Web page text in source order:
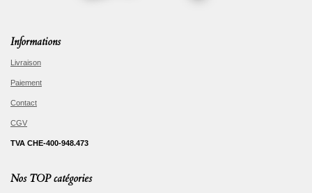
Informations
Livraison
Paiement
Contact
CGV
TVA CHE-400-948.473
Nos TOP catégories